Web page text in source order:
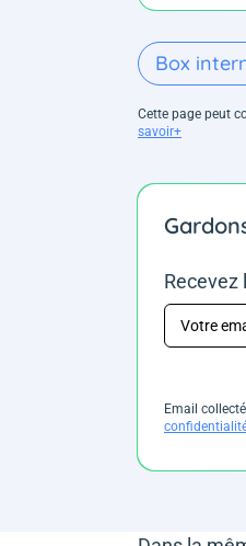
Box
Cette page peut
savoir+
Recevez
Email